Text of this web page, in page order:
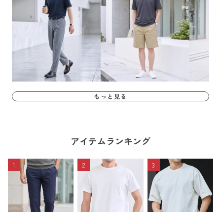
もっと見る
アイテムランキング
1 2 3